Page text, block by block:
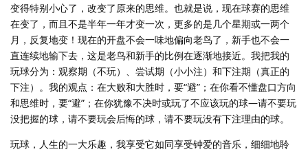
变得特别小心了，改变了原来的思维。也就是说，现在球赛的思维
在变了，而且不是半年一年才变一次，更多的是几个星期或一两个
月，反复地变！现在的开盘不会一味地偏向老鸟了，新手也不会一
直连续地输下去，这是老鸟和新手的比例在逐渐地接近。我把我的
玩球分为：观察期（不玩）、尝试期（小小注）和下注期（真正的
下注）。我的观点：在大败和大胜时，要“避”；在你看不懂盘口方向
和思维时，要“避”；在你犹豫不决时或玩了不应该玩的球—请不要玩
没把握的球，请不要玩会后悔的球，请不要玩没有下注理由的球。
玩球，人生的一大乐趣，我享受它如同享受钟爱的音乐，细细地聆